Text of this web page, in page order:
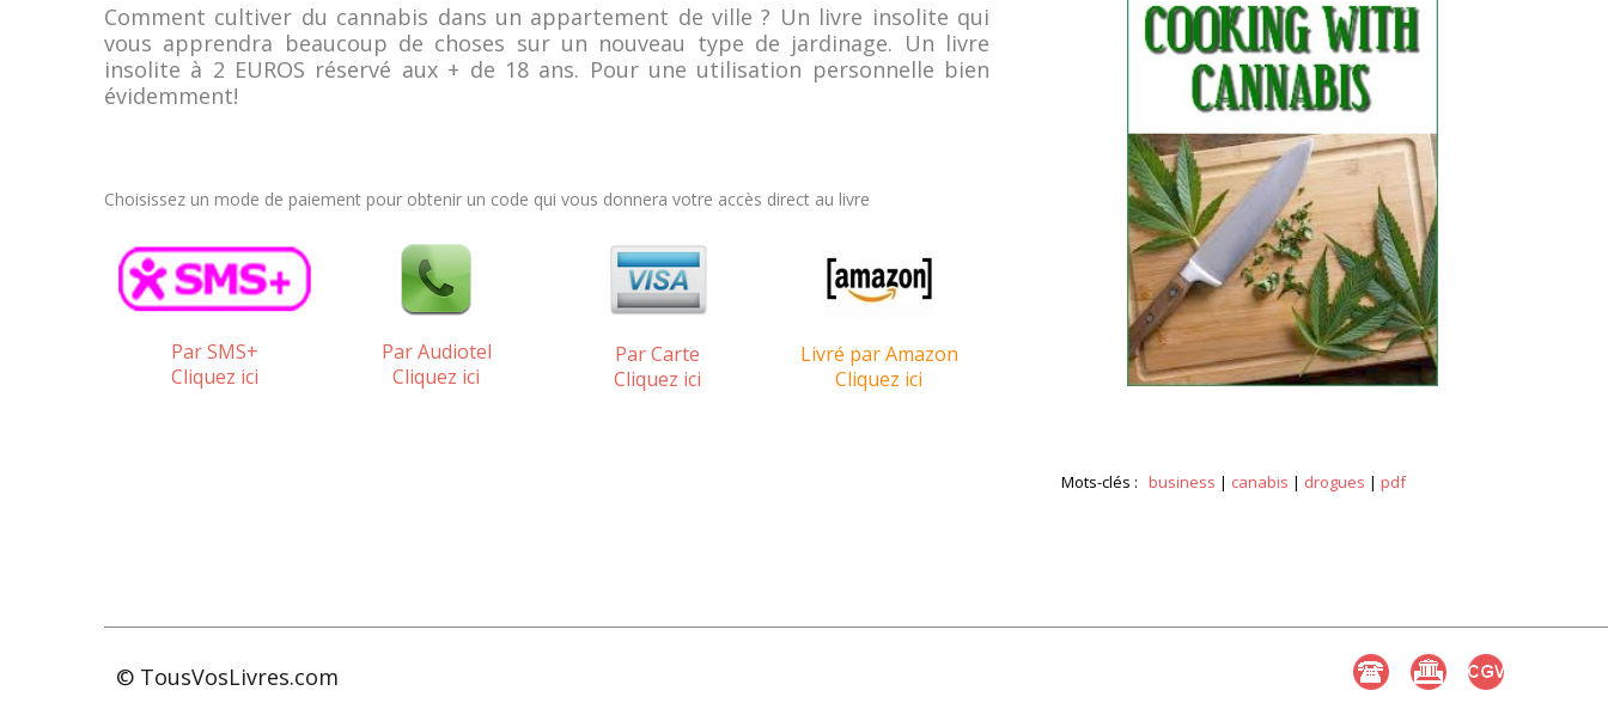
Comment cultiver du cannabis dans un appartement de ville ? Un livre insolite qui
vous apprendra beaucoup de choses sur un nouveau type de jardinage. Un livre
insolite à 2 EUROS réservé aux + de 18 ans. Pour une utilisation personnelle bien
évidemment!
Choisissez un mode de paiement pour obtenir un code qui vous donnera votre accès direct au livre
Par SMS+
Cliquez ici
Par Audiotel
Cliquez ici
Par Carte
Cliquez ici
Livré par Amazon
Cliquez ici
Mots-clés : business | canabis | drogues | pdf
© TousVosLivres.com